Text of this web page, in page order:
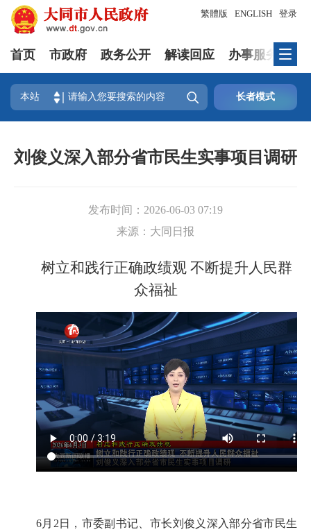
登录
繁體版 ENGLISH
首页 市政府 政务公开 解读回应 办事服务
本站  长者模式
刘俊义深入部分省市民生实事项目调研
发布时间： 2026-06-03 07:19
来源： 大同日报
树立和践行正确政绩观 不断提升人民群
众福祉
6月2日，市委副书记、市长刘俊义深入部分省市民生